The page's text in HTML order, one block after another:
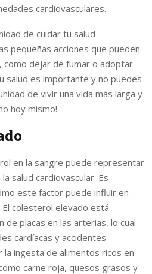
cardiovasculares.
de cuidar tu salud
pequeñas acciones que pueden
como dejar de fumar o adoptar
salud es importante y no puedes
de vivir una vida más larga y
hoy mismo!
en la sangre puede representar
salud cardiovascular. Es
este factor puede influir en
colesterol elevado está
de placas en las arterias, lo cual
cardíacas y accidentes
la ingesta de alimentos ricos en
carne roja, quesos grasos y